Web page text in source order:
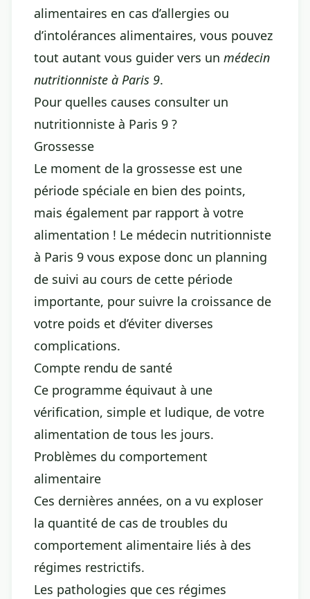
alimentaires en cas d’allergies ou
d’intolérances alimentaires, vous pouvez
tout autant vous guider vers un médecin
nutritionniste à Paris 9.
Pour quelles causes consulter un
nutritionniste à Paris 9 ?
Grossesse
Le moment de la grossesse est une
période spéciale en bien des points,
mais également par rapport à votre
alimentation ! Le médecin nutritionniste
à Paris 9 vous expose donc un planning
de suivi au cours de cette période
importante, pour suivre la croissance de
votre poids et d’éviter diverses
complications.
Compte rendu de santé
Ce programme équivaut à une
vérification, simple et ludique, de votre
alimentation de tous les jours.
Problèmes du comportement
alimentaire
Ces dernières années, on a vu exploser
la quantité de cas de troubles du
comportement alimentaire liés à des
régimes restrictifs.
Les pathologies que ces régimes